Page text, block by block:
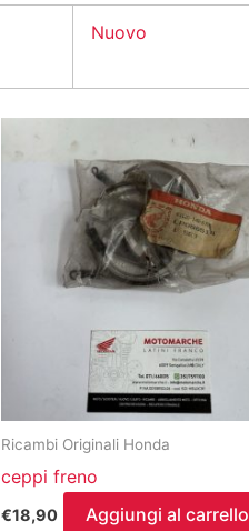
Nuovo
Ricambi Originali Honda
ceppi freno
€18,90 Aggiungi al carrello